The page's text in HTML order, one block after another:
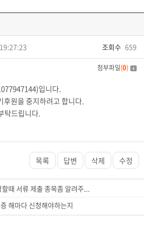
조회수 659
첨부파일(0)
입니다.
후원을 중지하려고 합니다.
탁드립니다.
목록 답변 삭제 수정
때 서류 제출 종목좀 알려주...
해마다 신청해야하는지